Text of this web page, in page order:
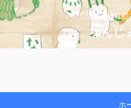
2chの野球
なんじ
ホ